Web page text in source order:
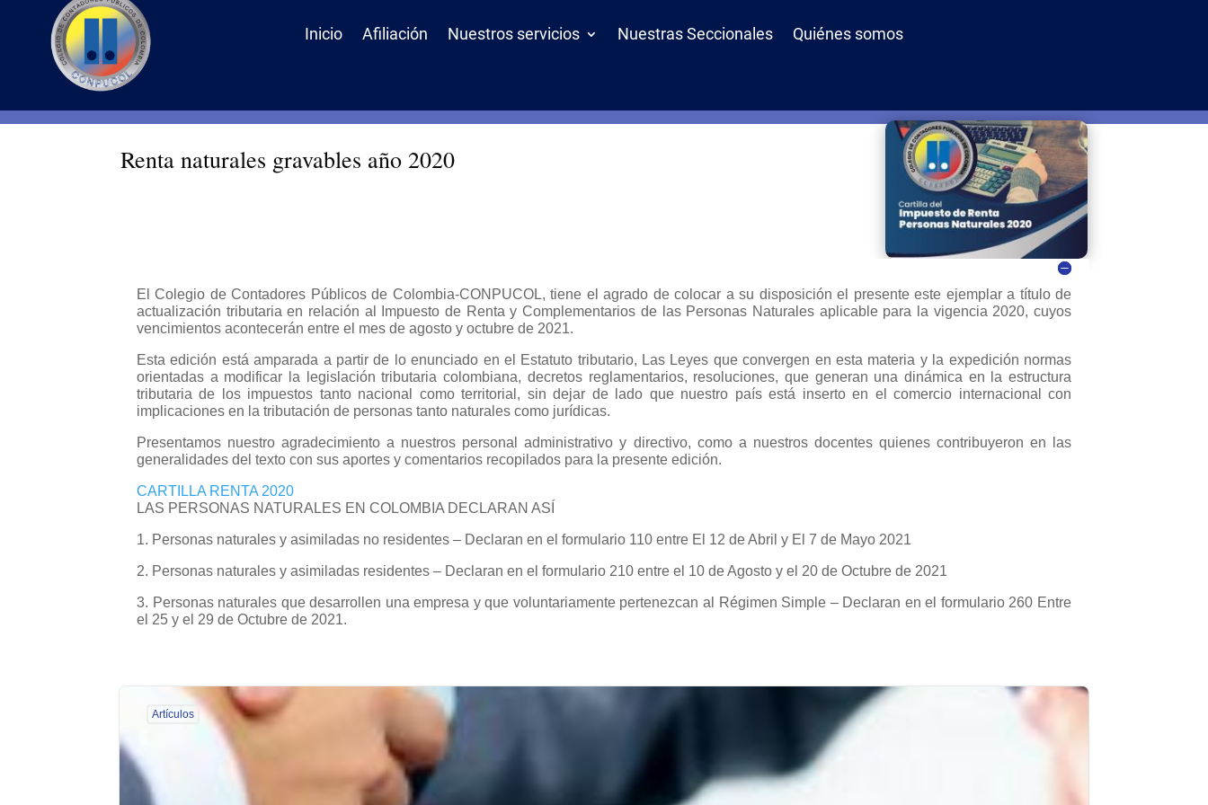
Inicio Afiliación Nuestros servicios Nuestras Seccionales Quiénes somos
Renta naturales gravables año 2020
El Colegio de Contadores Públicos de Colombia-CONPUCOL, tiene el agrado de colocar a su disposición el presente este ejemplar a título de
actualización tributaria en relación al Impuesto de Renta y Complementarios de las Personas Naturales aplicable para la vigencia 2020, cuyos
vencimientos acontecerán entre el mes de agosto y octubre de 2021.
Esta edición está amparada a partir de lo enunciado en el Estatuto tributario, Las Leyes que convergen en esta materia y la expedición normas
orientadas a modificar la legislación tributaria colombiana, decretos reglamentarios, resoluciones, que generan una dinámica en la estructura
tributaria de los impuestos tanto nacional como territorial, sin dejar de lado que nuestro país está inserto en el comercio internacional con
implicaciones en la tributación de personas tanto naturales como jurídicas.
Presentamos nuestro agradecimiento a nuestros personal administrativo y directivo, como a nuestros docentes quienes contribuyeron en las
generalidades del texto con sus aportes y comentarios recopilados para la presente edición.
CARTILLA RENTA 2020
LAS PERSONAS NATURALES EN COLOMBIA DECLARAN ASÍ
1. Personas naturales y asimiladas no residentes – Declaran en el formulario 110 entre El 12 de Abril y El 7 de Mayo 2021
2. Personas naturales y asimiladas residentes – Declaran en el formulario 210 entre el 10 de Agosto y el 20 de Octubre de 2021
3. Personas naturales que desarrollen una empresa y que voluntariamente pertenezcan al Régimen Simple – Declaran en el formulario 260 Entre
el 25 y el 29 de Octubre de 2021.
Artículos